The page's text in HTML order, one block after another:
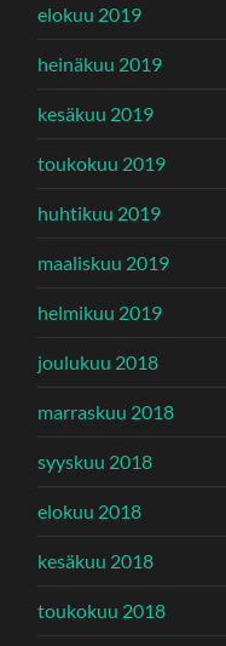
elokuu 2019
heinäkuu 2019
kesäkuu 2019
toukokuu 2019
huhtikuu 2019
maaliskuu 2019
helmikuu 2019
joulukuu 2018
marraskuu 2018
syyskuu 2018
elokuu 2018
kesäkuu 2018
toukokuu 2018